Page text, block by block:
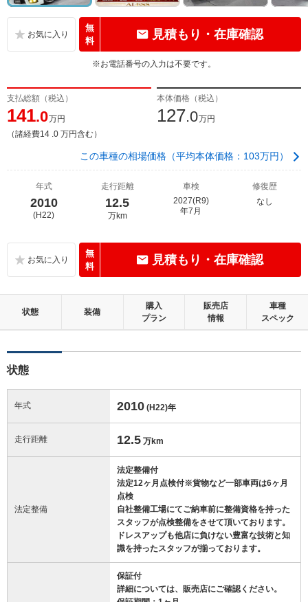
無
料
見積もり・在庫確認
※お電話番号の入力は不要です。
支払総額（税込）
141.0万円
（諸経費14 .0 万円含む）
本体価格（税込）
127.0万円
この車種の相場価格（平均本体価格：103万円）
年式
2010
(H22)
走行距離
12.5
万km
車検
2027(R9)
年7月
修復歴
なし
無
料
見積もり・在庫確認
状態 装備
購入
プラン
販売店
情報
車種
スペック
状態
年式 2010 (H22)年
走行距離 12.5 万km
法定整備
法定整備付
法定12ヶ月点検付※貨物など一部車両は6ヶ月
点検
自社整備工場にてご納車前に整備資格を持った
スタッフが点検整備をさせて頂いております。
ドレスアップも他店に負けない豊富な技術と知
識を持ったスタッフが揃っております。
保証付
詳細については、販売店にご確認ください。